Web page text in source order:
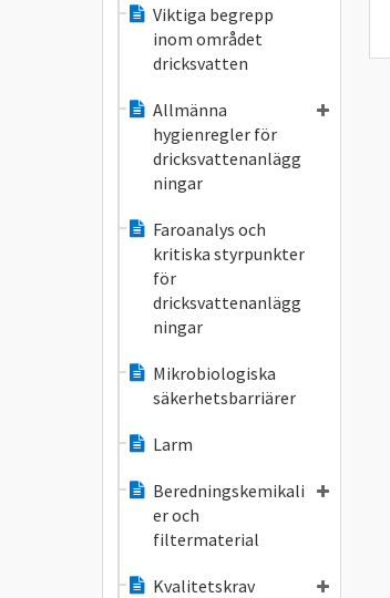
Viktiga begrepp
inom området
dricksvatten
Allmänna
hygienregler för
dricksvattenanlägg
ningar
Faroanalys och
kritiska styrpunkter
för
dricksvattenanlägg
ningar
Mikrobiologiska
säkerhetsbarriärer
Larm
Beredningskemikali
er och
filtermaterial
Kvalitetskrav